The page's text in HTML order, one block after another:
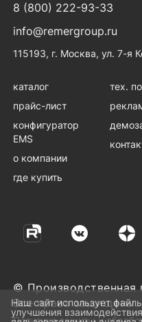
8 (800) 222-93-33
info@remergroup.ru
115193, г. Москва, ул. 7-я
каталог
прайс-лист
конфигуратор
EMS
о компании
где купить
тех.
© Производственная
Все права защищены.
Наш сайт использует
улучшения